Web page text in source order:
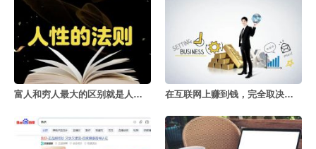
富人和穷人最大的区别就是人性的把控 在互联网上赚到钱，完全取决于这几件事